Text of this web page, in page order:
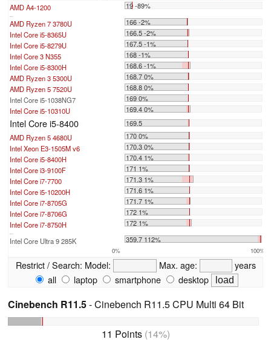
AMD A4-1200 19 -89%
...
AMD Ryzen 7 3780U
166 -2%
Intel Core i5-8365U
166.5 -2%
Intel Core i5-8279U
167.5 -1%
Intel Core 3 N355
168 -1%
Intel Core i5-8300H
168.6 -1%
AMD Ryzen 3 5300U
168.7 0%
AMD Ryzen 5 7520U
168.8 0%
Intel Core i5-1038NG7
169 0%
Intel Core i5-10310U
169.4 0%
Intel Core i5-8400
169.5
AMD Ryzen 5 4680U
170 0%
Intel Xeon E3-1505M v6
170.3 0%
Intel Core i5-8400H
170.4 1%
Intel Core i3-9100F
171 1%
Intel Core i7-7700
171.3 1%
Intel Core i5-10200H
171.6 1%
Intel Core i7-8705G
171.7 1%
Intel Core i7-8706G
172 1%
Intel Core i7-8750H
172 1%
...
Intel Core Ultra 9 285K 359.7 112%
0% 100%
Restrict / Search: Model: Max. age:
years
all
laptop smartphone desktop
Cinebench R11.5- Cinebench R11.5 CPU Multi 64 Bit
11 Points(14%)